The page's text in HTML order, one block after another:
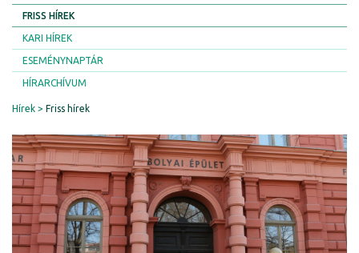
FRISS HÍREK
KARI HÍREK
ESEMÉNYNAPTÁR
HÍRARCHÍVUM
Hírek Friss hírek